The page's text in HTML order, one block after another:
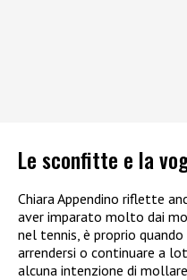
Le sconfitte e la
Chiara Appendino riflette
aver imparato molto dai
nel tennis, è proprio
arrendersi o continuare a
alcuna intenzione di